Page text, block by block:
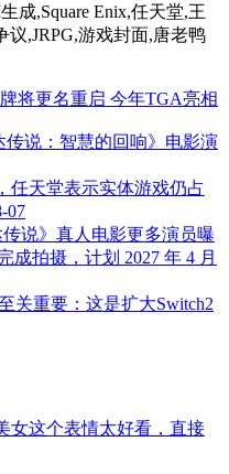
成,Square Enix,任天堂,王
议,JRPG,游戏封面,唐老鸭
将更名重启 今年TGA亮相
传说：智慧的回响》电影演
任天堂表示实体游戏仍占
07
说》真人电影更多演员曝
成拍摄，计划 2027 年 4 月
关重要：这是扩大Switch2
女这个表情太好看，直接